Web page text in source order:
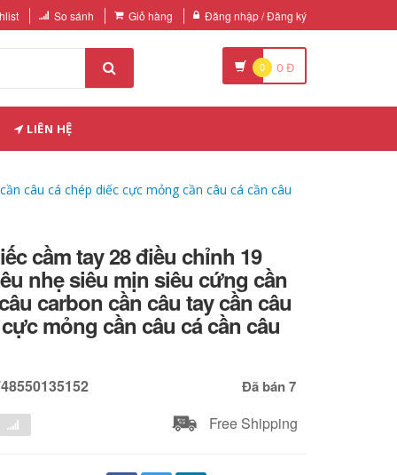
So sánh Giỏ hàng Đăng nhập / Đăng ký
0 0 Đ
LIÊN HỆ
câu cá chép diếc cực mỏng cần câu cá cần câu
cầm tay 28 điều chỉnh 19
nhẹ siêu mịn siêu cứng cần
carbon cần câu tay cần câu
mỏng cần câu cá cần câu
Đã bán 7
Free Shipping